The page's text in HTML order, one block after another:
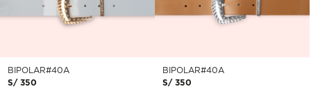
BIPOLAR#40A
S/ 350
BIPOLAR#40A
S/ 350